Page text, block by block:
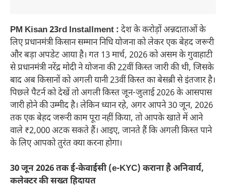
PM Kisan 23rd Installment : देश के करोड़ों अन्नदाताओं के
लिए प्रधानमंत्री किसान सम्मान निधि योजना को लेकर एक बेहद जरूरी
और बड़ा अपडेट आया है। गत 13 मार्च, 2026 को असम के गुवाहाटी
से प्रधानमंत्री नरेंद्र मोदी ने योजना की 22वीं किस्त जारी की थी, जिसके
बाद अब किसानों को अगली यानी 23वीं किस्त का बेसब्री से इंतजार है।
पिछले पैटर्न को देखें तो अगली किस्त जून-जुलाई 2026 के आसपास
जारी होने की उम्मीद है। लेकिन ध्यान रहे, अगर आपने 30 जून, 2026
तक एक बेहद जरूरी काम पूरा नहीं किया, तो आपके खाते में आने
वाले ₹2,000 अटक सकते हैं। आइए, जानते हैं कि अगली किस्त पाने
के लिए आपको तुरंत क्या करना होगा।
30 जून 2026 तक ई-केवाईसी (e-KYC) कराना है अनिवार्य,
कलेक्टर की सख्त हिदायत